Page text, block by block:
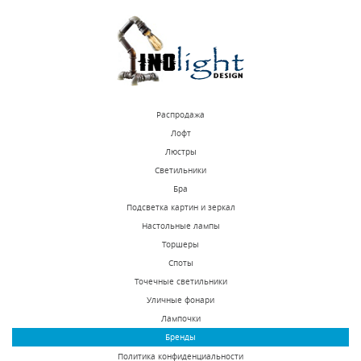
Распродажа
Лофт
Люстры
Светильники
Бра
Подсветка картин и зеркал
Настольные лампы
Торшеры
Споты
Точечные светильники
Уличные фонари
Лампочки
Бренды
Политика конфиденциальности